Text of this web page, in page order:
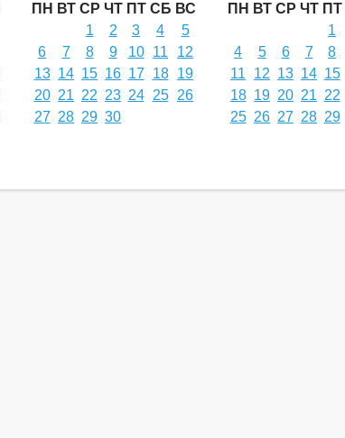
ПН ВТ СР ЧТ ПТ СБ ВС
1
2 3 4
5
6
7 8 9 10 11
12
13 14 15 16 17 18
19
20 21 22 23 24 25
26
27 28 29 30
ПН ВТ СР ЧТ ПТ
1
4
5 6 7 8
11
12 13 14 15
18 19 20 21 22
25 26 27 28 29